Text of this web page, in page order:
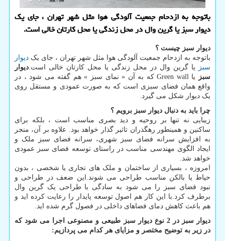
باتوجه به ازدحام جمعیت آلودگی هوا مثل شهر تهران ، جای یک
دیوار سبز یا گرین وال در محل زندگی یا محل کارتان خالی است.
دیوار سبز چیست ؟
باتوجه به ازدحام جمعیت آلودگی هوا مثل شهر تهران ، جای یک دیوار
سبز
یا گرین وال در محل زندگی یا محل کارتان خالی است.دیوار
سبز
یا Green wallکه به آن « نمای سبز » هم گفته می شود ، در
واقع همان فضای سبزی است که به صورت عمودی و مستقل روی
یک دیوار شکل می گیرد.
چرا باید به دنبال دیوار سبز برویم ؟
زیبایی نه تنها بر روحیه و دید بصری مناسب است ، بلکه برای
ساکنین و همینطور رهگذران تاثیر گذار خواهد بود. علاوه بر آن، منجر
به افزایش سرانه فضای سبز شهری، سرانه فضای سبز ملک و
ایجاد الگوی مهندسی مناسب در راستای توسعه فضای سبز عمودی
خواهد شد.
امروزه ، بسیاری از ساختمان و ملک های تجاری یا شخصی ، بدون
حیاط یا بالکن مناسب طراحی می شوند.این ضعف در طراحی و
نبود فضای سبز را می شود به سادگی با طراحی یک گرین وال
برطرف کرد.با این کار هم اصول توسعه پایدار را رعایت کرده اید و
هم باعث کاهش دمای فضاهای داخلی در فصول گرم شده اید.
دیوار سبز در 2 نوع دیوار سبز طبیعی و مصنوعی اجرا می شود که
در زیر به توضیح مختصر و مزایای هر کدام می پردازیم: